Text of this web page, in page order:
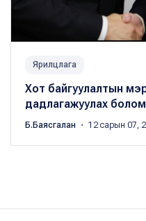
Ярилцлага
Хот байгуулалтын
дадлагажуулах
Б.Баясгалан ・ 12 сарын 07,